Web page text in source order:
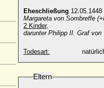
Eheschließung 12.05.1448
Margareta von Sombreffe
2 Kinder,
darunter Philipp II. Graf von
Todesart:
Eltern